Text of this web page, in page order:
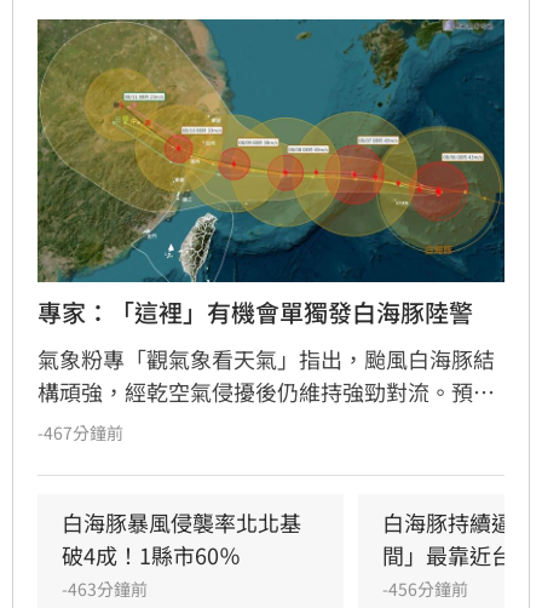
專家：「這裡」有機會單獨發白海豚陸警
氣象粉專「觀氣象看天氣」指出，颱風白海豚結
構頑強，經乾空氣侵擾後仍維持強勁對流。預估
白海豚將於8月8日至10日最接近台灣，暴風圈預
江縣發布陸警。儘管目前預測暴風圈不直接侵襲
台灣本島，但路徑仍具不確定性，且與海岸線距
離十分接近。氣象署建議民眾密切留意最新路
-467分鐘前
白海豚暴風侵襲率北北基
破4成！1縣市60％
-463分鐘前
白海豚持續逼
間」最靠近台灣
-456分鐘前